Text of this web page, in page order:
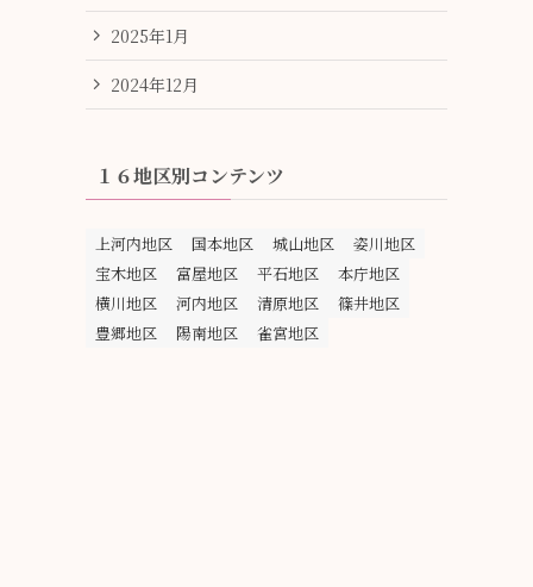
2025年1月
2024年12月
１６地区別コンテンツ
上河内地区 国本地区 城山地区
姿川地区
宝木地区
富屋地区 平石地区
本庁地区
横川地区
河内地区 清原地区
篠井地区
豊郷地区
陽南地区 雀宮地区